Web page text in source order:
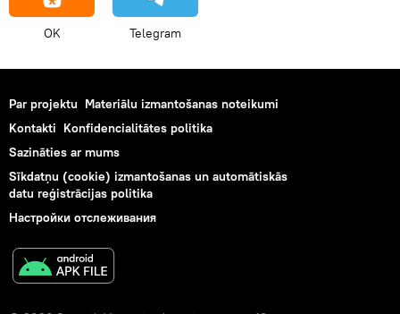
OK Telegram
Par projektu Materiālu izmantošanas noteikumi
Kontakti Konfidencialitātes politika
Sazināties ar mums
Sīkdatņu (cookie) izmantošanas un automātiskās
datu reģistrācijas politika
Настройки отслеживания